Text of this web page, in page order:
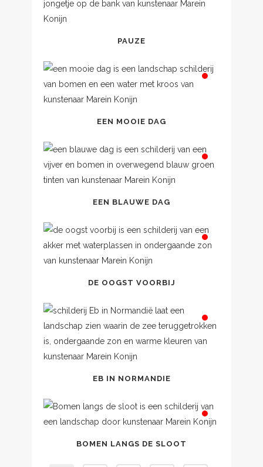
PAUZE
EEN MOOIE DAG
EEN BLAUWE DAG
DE OOGST VOORBIJ
EB IN NORMANDIE
BOMEN LANGS DE SLOOT